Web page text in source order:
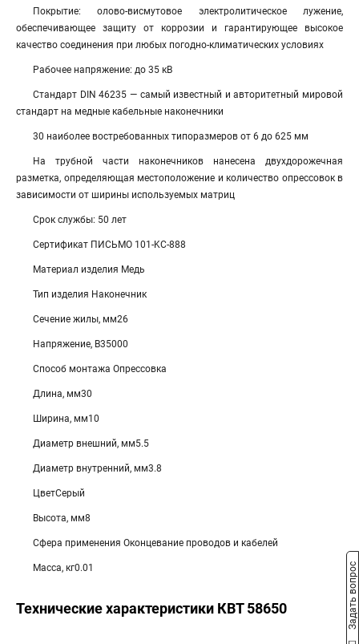
Покрытие: олово-висмутовое электролитическое лужение,
обеспечивающее защиту от коррозии и гарантирующее высокое
качество соединения при любых погодно-климатических условиях
Рабочее напряжение: до 35 кВ
Стандарт DIN 46235 — самый известный и авторитетный мировой
стандарт на медные кабельные наконечники
30 наиболее востребованных типоразмеров от 6 до 625 мм
На трубной части наконечников нанесена двухдорожечная
разметка, определяющая местоположение и количество опрессовок в
зависимости от ширины используемых матриц
Срок службы: 50 лет
Сертификат ПИСЬМО 101-KC-888
Материал изделия Медь
Тип изделия Наконечник
Сечение жилы, мм26
Напряжение, В35000
Способ монтажа Опрессовка
Длина, мм30
Ширина, мм10
Диаметр внешний, мм5.5
Диаметр внутренний, мм3.8
ЦветСерый
Высота, мм8
Сфера применения Оконцевание проводов и кабелей
Масса, кг0.01
Технические характеристики КВТ 58650 Задать вопрос